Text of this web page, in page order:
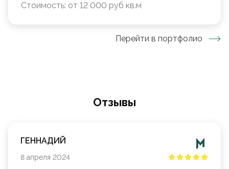
Стоимость: от 12 000 руб кв.м
Перейти в портфолио
Oтзывы
ГЕННАДИЙ
8 апреля 2024